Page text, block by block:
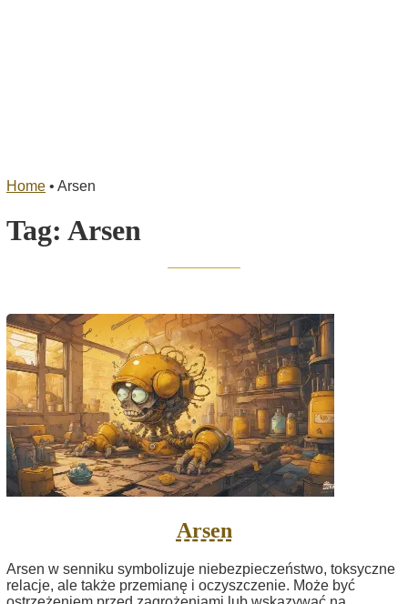
Home • Arsen
Tag: Arsen
Arsen
Arsen w senniku symbolizuje niebezpieczeństwo, toksyczne
relacje, ale także przemianę i oczyszczenie. Może być